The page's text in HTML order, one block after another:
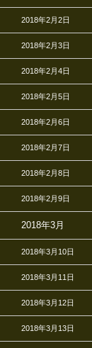
2018年2月2日
2018年2月3日
2018年2月4日
2018年2月5日
2018年2月6日
2018年2月7日
2018年2月8日
2018年2月9日
2018年3月
2018年3月10日
2018年3月11日
2018年3月12日
2018年3月13日